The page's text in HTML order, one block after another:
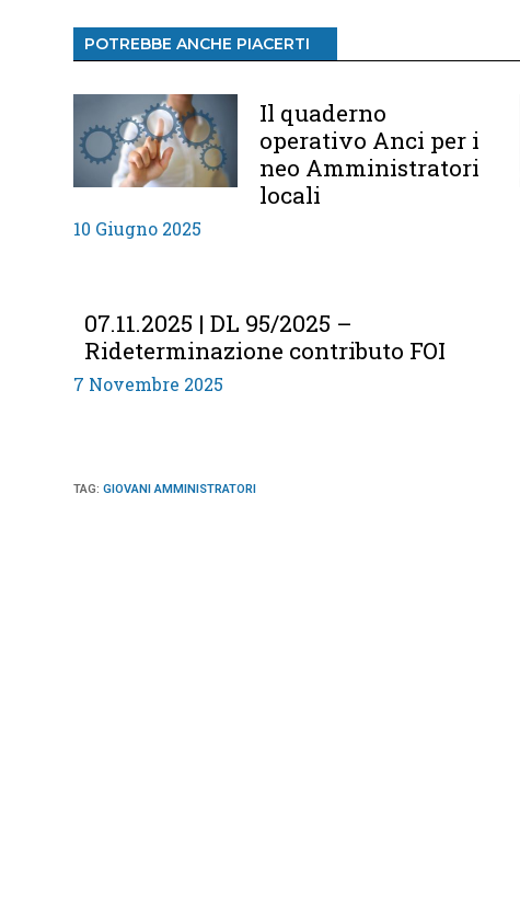
POTREBBE ANCHE PIACERTI
Il quaderno
operativo Anci per i
neo Amministratori
locali
10 Giugno 2025
07.11.2025 | DL 95/2025 –
Rideterminazione contributo FOI
7 Novembre 2025
TAG:GIOVANI AMMINISTRATORI